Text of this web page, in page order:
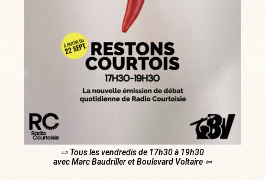
⇨ Tous les vendredis de 17h30 à 19h30
avec Marc Baudriller et Boulevard Voltaire ⇦